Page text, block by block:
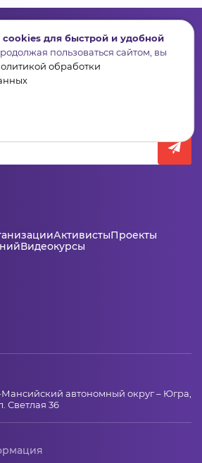
организаций
дайджест, новости, мероприятия
АктивистыПроекты
Видеокурсы
Мансийский автономный округ – Югра,
Светлая 36
для быстрой и удобной
пользоваться сайтом, вы
обработки